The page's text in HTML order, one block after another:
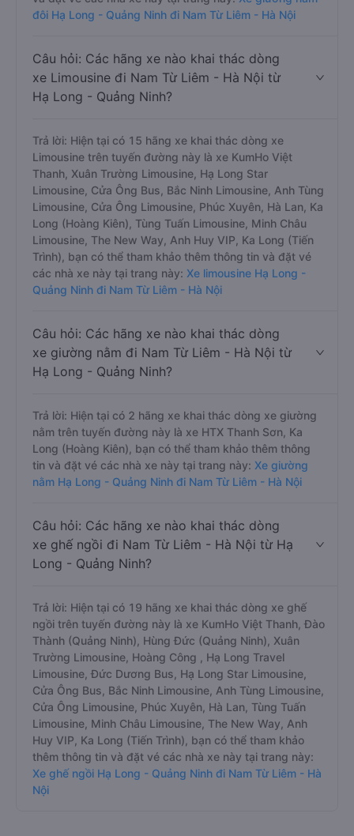
đôi Hạ Long - Quảng Ninh đi Nam Từ Liêm - Hà Nội
Câu hỏi: Các hãng xe nào khai thác dòng
xe Limousine đi Nam Từ Liêm - Hà Nội từ
Hạ Long - Quảng Ninh?
Trả lời: Hiện tại có 15 hãng xe khai thác dòng xe
Limousine trên tuyến đường này là xe KumHo Việt
Thanh, Xuân Trường Limousine, Hạ Long Star
Limousine, Cửa Ông Bus, Bắc Ninh Limousine, Anh Tùng
Limousine, Cửa Ông Limousine, Phúc Xuyên, Hà Lan, Ka
Long (Hoàng Kiên), Tùng Tuấn Limousine, Minh Châu
Limousine, The New Way, Anh Huy VIP, Ka Long (Tiến
Trình), bạn có thể tham khảo thêm thông tin và đặt vé
các nhà xe này tại trang này: Xe limousine Hạ Long -
Quảng Ninh đi Nam Từ Liêm - Hà Nội
Câu hỏi: Các hãng xe nào khai thác dòng
xe giường nằm đi Nam Từ Liêm - Hà Nội từ
Hạ Long - Quảng Ninh?
Trả lời: Hiện tại có 2 hãng xe khai thác dòng xe giường
nằm trên tuyến đường này là xe HTX Thanh Sơn, Ka
Long (Hoàng Kiên), bạn có thể tham khảo thêm thông
tin và đặt vé các nhà xe này tại trang này: Xe giường
nằm Hạ Long - Quảng Ninh đi Nam Từ Liêm - Hà Nội
Câu hỏi: Các hãng xe nào khai thác dòng
xe ghế ngồi đi Nam Từ Liêm - Hà Nội từ Hạ
Long - Quảng Ninh?
Trả lời: Hiện tại có 19 hãng xe khai thác dòng xe ghế
ngồi trên tuyến đường này là xe KumHo Việt Thanh, Đào
Thành (Quảng Ninh), Hùng Đức (Quảng Ninh), Xuân
Trường Limousine, Hoàng Công , Hạ Long Travel
Limousine, Đức Dương Bus, Hạ Long Star Limousine,
Cửa Ông Bus, Bắc Ninh Limousine, Anh Tùng Limousine,
Cửa Ông Limousine, Phúc Xuyên, Hà Lan, Tùng Tuấn
Limousine, Minh Châu Limousine, The New Way, Anh
Huy VIP, Ka Long (Tiến Trình), bạn có thể tham khảo
thêm thông tin và đặt vé các nhà xe này tại trang này:
Xe ghế ngồi Hạ Long - Quảng Ninh đi Nam Từ Liêm - Hà
Nội